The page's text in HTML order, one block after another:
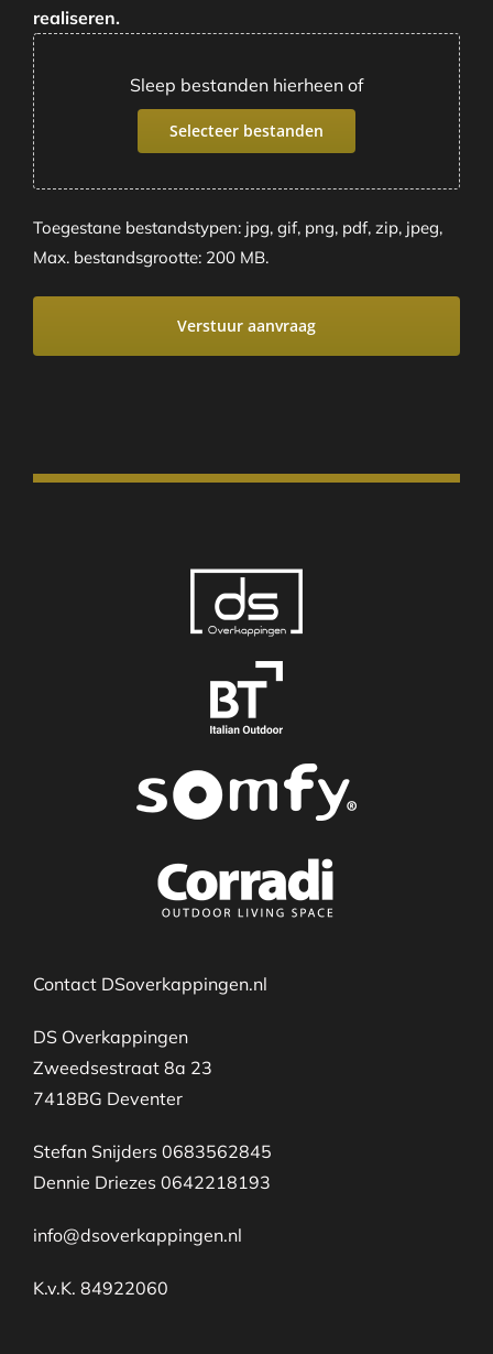
realiseren.
Sleep bestanden hierheen of
Selecteer bestanden
Toegestane bestandstypen: jpg, gif, png, pdf, zip, jpeg,
Max. bestandsgrootte: 200 MB.
Contact DSoverkappingen.nl
DS Overkappingen
Zweedsestraat 8a 23
7418BG Deventer
Stefan Snijders 0683562845
Dennie Driezes 0642218193
info@dsoverkappingen.nl
K.v.K. 84922060